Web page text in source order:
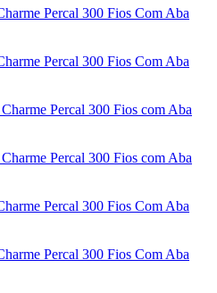
Percal 300 Fios Com Aba
Percal 300 Fios Com Aba
Percal 300 Fios com Aba
Percal 300 Fios com Aba
Percal 300 Fios Com Aba
Percal 300 Fios Com Aba